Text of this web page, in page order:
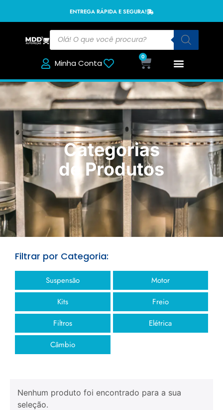
ENTREGA RÁPIDA E SEGURA!
Minha Conta
0
Categorias
de Produtos
Filtrar por Categoria:
Suspensão
Motor
Kits
Freio
Filtros
Elétrica
Câmbio
Nenhum produto foi encontrado para a sua
seleção.